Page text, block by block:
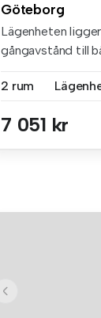
Göteborg
Lägenheten
gångavstånd till
2 rum
7 051 kr